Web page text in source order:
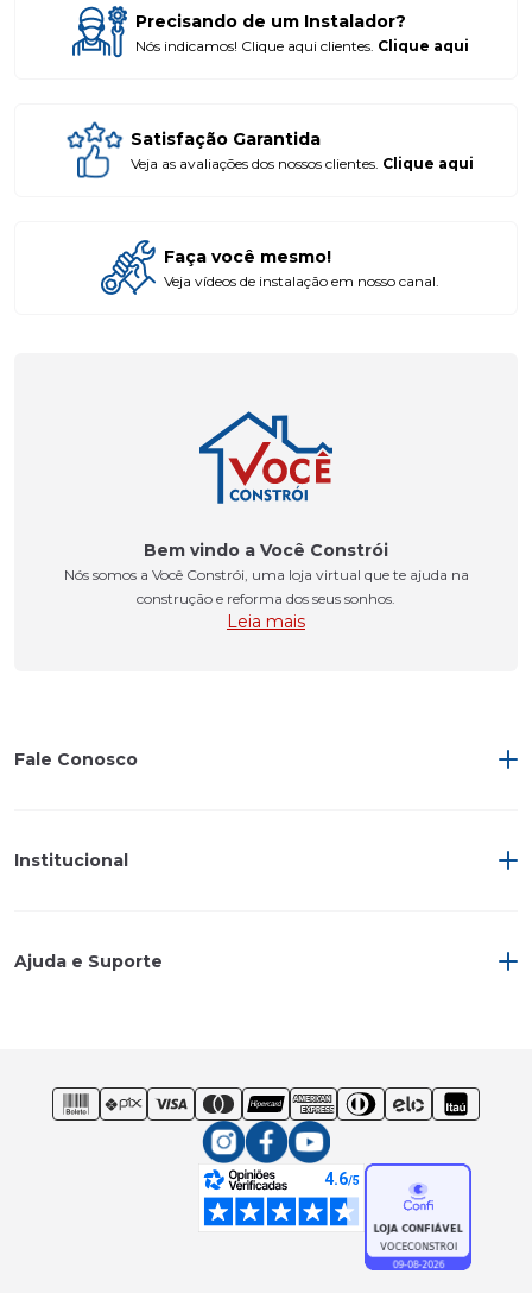
Precisando de um Instalador?
Nós indicamos! Clique aqui clientes. Clique aqui
Satisfação Garantida
Veja as avaliações dos nossos clientes. Clique aqui
Faça você mesmo!
Veja vídeos de instalação em nosso canal.
Bem vindo a Você Constrói
Nós somos a Você Constrói, uma loja virtual que te ajuda na
construção e reforma dos seus sonhos.
Leia mais
Fale Conosco
Institucional
Ajuda e Suporte